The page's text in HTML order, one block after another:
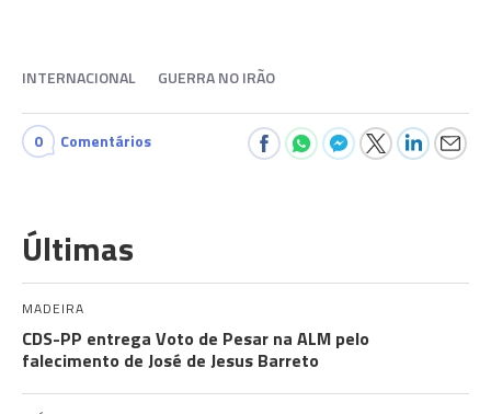
INTERNACIONAL GUERRA NO IRÃO
0 Comentários
Últimas
MADEIRA
CDS-PP entrega Voto de Pesar na ALM pelo
falecimento de José de Jesus Barreto